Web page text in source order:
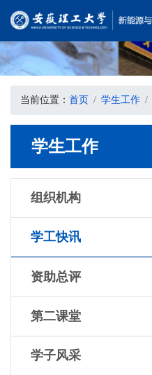
当前位置： 首页 学生工作
学生工作
组织机构
学工快讯
资助总评
第二课堂
学子风采